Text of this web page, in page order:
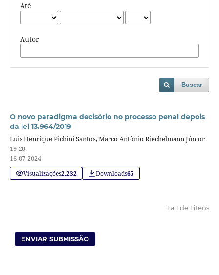
Até
Autor
Buscar
O novo paradigma decisório no processo penal depois
da lei 13.964/2019
Luis Henrique Pichini Santos, Marco Antônio Riechelmann Júnior
19-20
16-07-2024
Visualizações2.232 Downloads65
1 a 1 de 1 itens
ENVIAR SUBMISSÃO